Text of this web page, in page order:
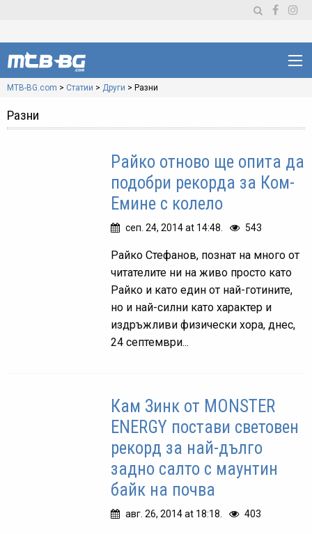
MTB-BG.com > Статии > Други > Разни
Разни
Райко отново ще опита да
подобри рекорда за Ком-
Емине с колело
сеп. 24, 2014 at 14:48. 543
Райко Стефанов, познат на много от
читателите ни на живо просто като
Райко и като един от най-готините,
но и най-силни като характер и
издръжливи физически хора, днес,
24 септември...
Кам Зинк от MONSTER
ENERGY постави световен
рекорд за най-дълго
задно салто с маунтин
байк на почва
авг. 26, 2014 at 18:18. 403